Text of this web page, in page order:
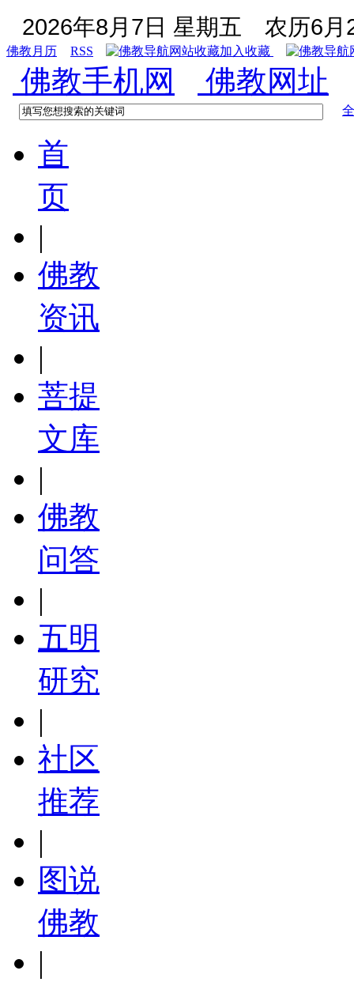
2026年8月7日 星期五 农历6月
佛教月历 RSS 加入收藏
佛教手机网 佛教网址
首
页
|
佛教
资讯
|
菩提
文库
|
佛教
问答
|
五明
研究
|
社区
推荐
|
图说
佛教
|